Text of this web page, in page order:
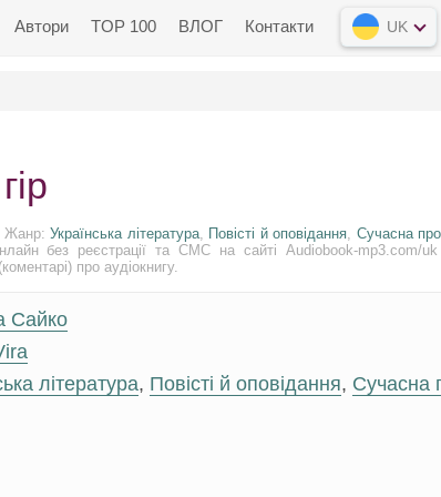
Автори TOP 100 ВЛОГ Контакти UK
Жанр:Українська література, Повісті й оповідання, Сучасна
без реєстрації та СМС на сайті Audiobook-mp3.com/
про аудіокнигу.
Сайко
література, Повісті й оповідання, Сучасна